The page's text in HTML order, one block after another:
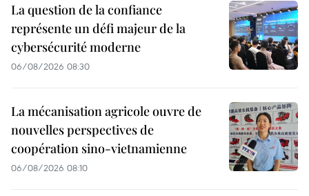
La question de la confiance
représente un défi majeur de la
cybersécurité moderne
06/08/2026 08:30
La mécanisation agricole ouvre de
nouvelles perspectives de
coopération sino-vietnamienne
06/08/2026 08:10